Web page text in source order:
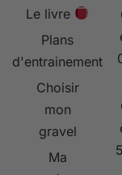
Le livre
Plans
d'entrainement
Choisir
mon
gravel
Ma